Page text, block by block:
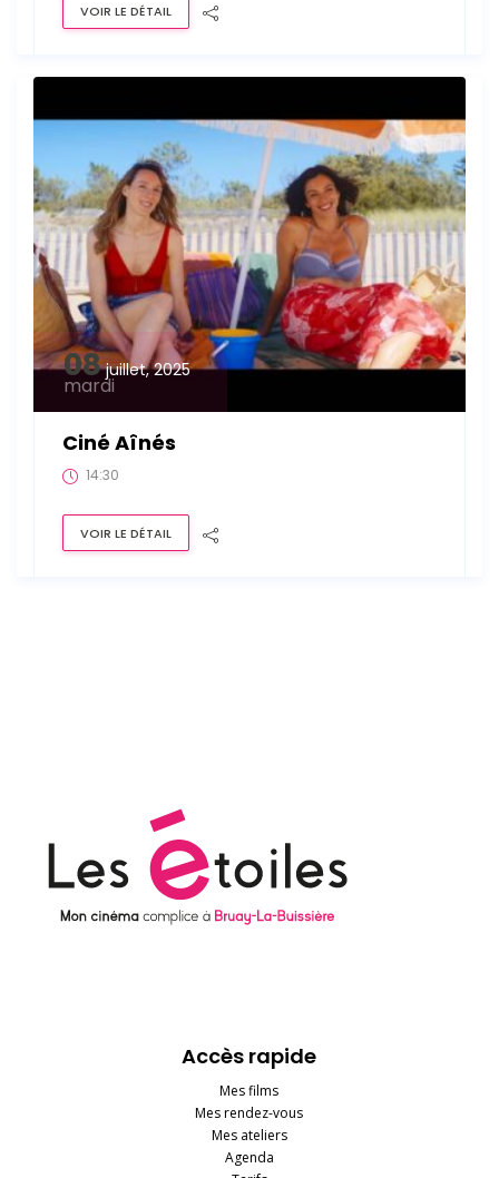
VOIR LE DÉTAIL
08 juillet, 2025
mardi
Ciné Aînés
14:30
VOIR LE DÉTAIL
Accès rapide
Mes films
Mes rendez-vous
Mes ateliers
Agenda